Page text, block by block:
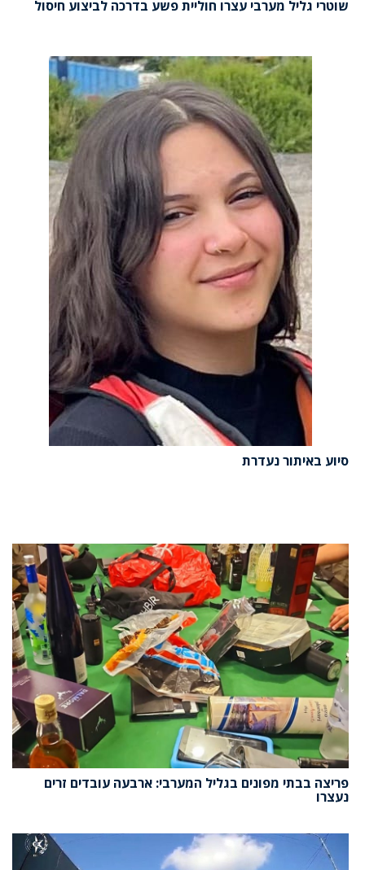
שוטרי גליל מערבי עצרו חוליית פשע בדרכה לביצוע חיסול
סיוע באיתור נעדרת
פריצה בבתי מפונים בגליל המערבי: ארבעה עובדים זרים
נעצרו